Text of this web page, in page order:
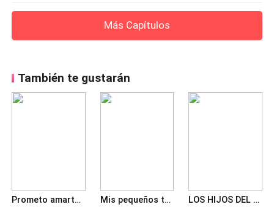
Más Capítulos
También te gustarán
Prometo amarte. Solo hasta que tenga que decirte adiós Mis pequeños tres ángeles guardianes LOS HIJOS DEL CEO